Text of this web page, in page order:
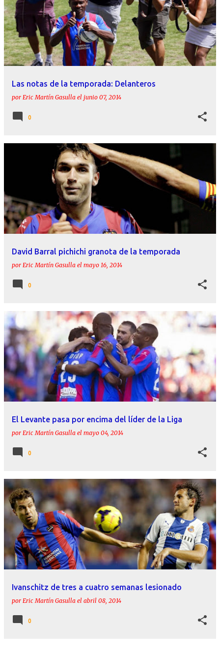
Las notas de la temporada: Delanteros
por Eric Martín Gasulla el junio 07, 2014
0
David Barral pichichi granota de la temporada
por Eric Martín Gasulla el mayo 16, 2014
0
El Levante pasa por encima del líder de la Liga
por Eric Martín Gasulla el mayo 04, 2014
0
Ivanschitz de tres a cuatro semanas lesionado
por Eric Martín Gasulla el abril 08, 2014
0